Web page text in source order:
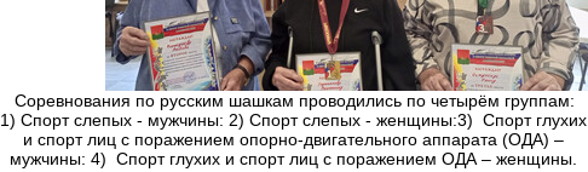
Соревнования по русским шашкам проводились по четырём группам:
1) Спорт слепых - мужчины: 2) Спорт слепых - женщины:3) Спорт глухих
и спорт лиц с поражением опорно-двигательного аппарата (ОДА) –
мужчины: 4) Спорт глухих и спорт лиц с поражением ОДА – женщины.